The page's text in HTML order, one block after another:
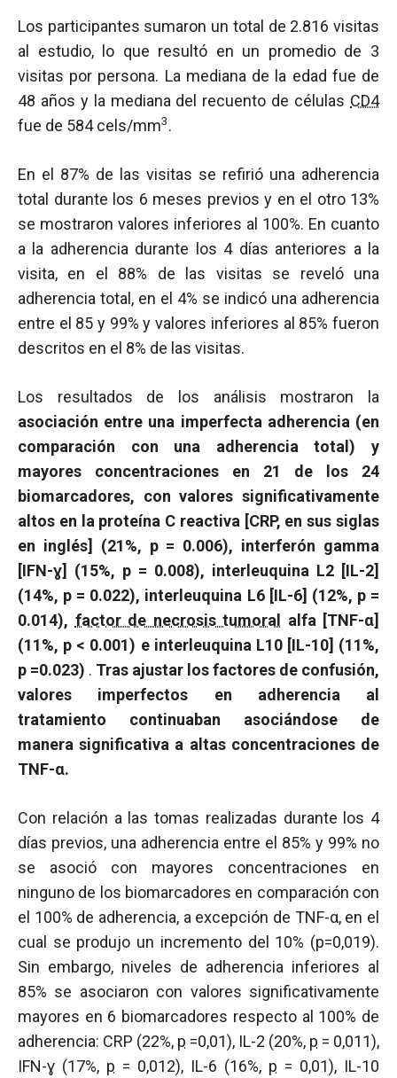
Los participantes sumaron un total de 2.816 visitas
al estudio, lo que resultó en un promedio de 3
visitas por persona. La mediana de la edad fue de
48 años y la mediana del recuento de células CD4
fue de 584 cels/mm3.
En el 87% de las visitas se refirió una adherencia
total durante los 6 meses previos y en el otro 13%
se mostraron valores inferiores al 100%. En cuanto
a la adherencia durante los 4 días anteriores a la
visita, en el 88% de las visitas se reveló una
adherencia total, en el 4% se indicó una adherencia
entre el 85 y 99% y valores inferiores al 85% fueron
descritos en el 8% de las visitas.
Los resultados de los análisis mostraron la
asociación entre una imperfecta adherencia (en
comparación con una adherencia total) y
mayores concentraciones en 21 de los 24
biomarcadores, con valores significativamente
altos en la proteína C reactiva [CRP, en sus siglas
en inglés] (21%, p= 0.006), interferón gamma
[IFN-ɣ] (15%, p = 0.008), interleuquina L2 [IL-2]
(14%, p = 0.022), interleuquina L6 [IL-6] (12%, p=
0.014), factor de necrosis tumoral
alfa [TNF-α]
(11%, p < 0.001) e interleuquina L10 [IL-10] (11%,
p =0.023) . Tras ajustar los factores de confusión,
valores imperfectos en adherencia al
tratamiento continuaban asociándose de
manera significativa a altas concentraciones de
TNF-α.
Con relación a las tomas realizadas durante los 4
días previos, una adherencia entre el 85% y 99% no
se asoció con mayores concentraciones en
ninguno de los biomarcadores en comparación con
el 100% de adherencia, a excepción de TNF-α, en el
cual se produjo un incremento del 10% (p=0,019).
Sin embargo, niveles de adherencia inferiores al
85% se asociaron con valores significativamente
mayores en 6 biomarcadores respecto al 100% de
adherencia: CRP (22%, p =0,01), IL-2 (20%, p = 0,011),
IFN-ɣ (17%, p = 0,012), IL-6 (16%, p = 0,01), IL-10